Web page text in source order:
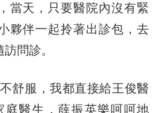
當天，只要醫院內沒有緊
夥伴一起拎著出診包，去
問診。
服，我都直接給王俊醫
庭醫生，薛振英樂呵呵地